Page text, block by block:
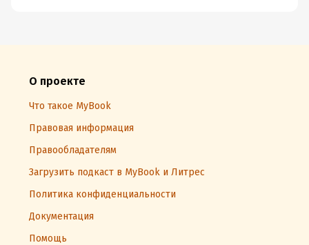
О проекте
Что такое MyBook
Правовая информация
Правообладателям
Загрузить подкаст в MyBook и Литрес
Политика конфиденциальности
Документация
Помощь